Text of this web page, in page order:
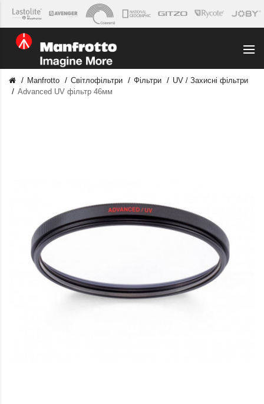
Manfrotto Світлофільтри Фільтри
UV / Захисні фільтри
Advanced UV фільтр 46мм